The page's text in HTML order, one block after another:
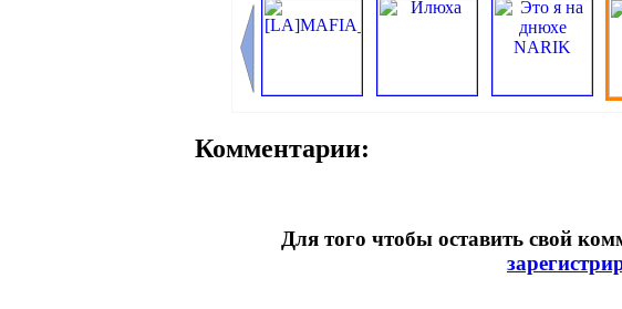
Комментарии:
Для того чтобы оставить свой